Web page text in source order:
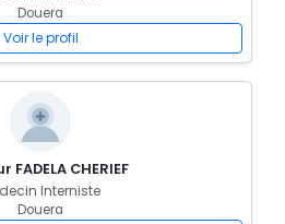
Douera
Voir le profil
FADELA CHERIEF
Interniste
Douera